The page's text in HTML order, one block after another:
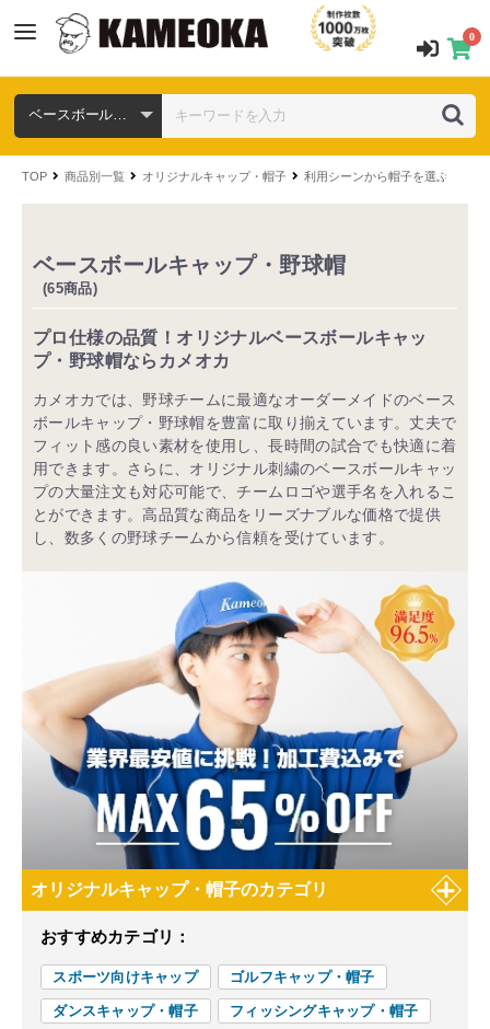
0
TOP 商品別一覧 オリジナルキャップ・帽子 利用シーンから帽子を選ぶ
ベースボールキャップ・野球帽
(65商品)
プロ仕様の品質！オリジナルベースボールキャッ
プ・野球帽ならカメオカ
カメオカでは、野球チームに最適なオーダーメイドのベース
ボールキャップ・野球帽を豊富に取り揃えています。丈夫で
フィット感の良い素材を使用し、長時間の試合でも快適に着
用できます。さらに、オリジナル刺繍のベースボールキャッ
プの大量注文も対応可能で、チームロゴや選手名を入れるこ
とができます。高品質な商品をリーズナブルな価格で提供
し、数多くの野球チームから信頼を受けています。
オリジナルキャップ・帽子のカテゴリ
おすすめカテゴリ：
スポーツ向けキャップ ゴルフキャップ・帽子
ダンスキャップ・帽子 フィッシングキャップ・帽子